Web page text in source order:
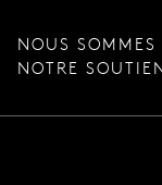
NOUS
NOTRE